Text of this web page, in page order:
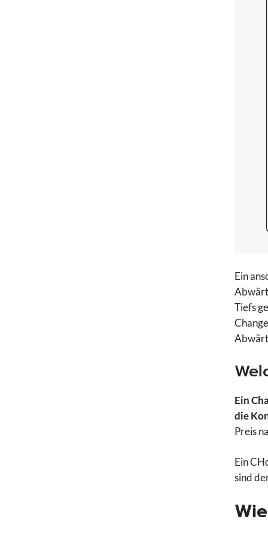
Ein
Tiefs
Ein
die
Preis
Ein
sind